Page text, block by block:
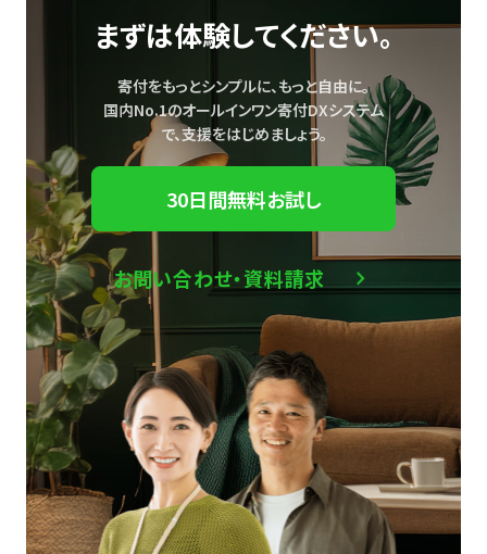
まずは体験してください。
寄付をもっとシンプルに、もっと自由に。
国内No.1のオールインワン寄付DXシステム
で、支援をはじめましょう。
30日間無料お試し
お問い合わせ・資料請求